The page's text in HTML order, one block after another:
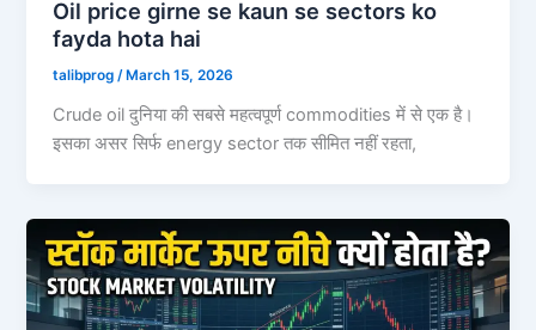
Oil price girne se kaun se sectors ko
fayda hota hai
talibprog/ March 15, 2026
Crude oil दुनिया की सबसे महत्वपूर्ण commodities में से एक है।
इसका असर सिर्फ energy sector तक सीमित नहीं रहता,